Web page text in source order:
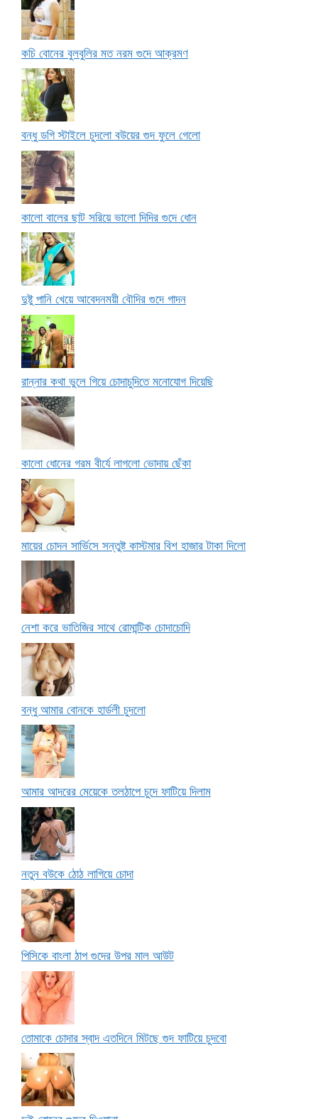
কচি বোনের বুলবুলির মত নরম গুদে আক্রমণ
বন্ধু ডগি স্টাইলে চুদলো বউয়ের গুদ ফুলে গেলো
কালো বালের ছাট সরিয়ে ভালো দিদির গুদে ধোন
দুষ্টু পানি খেয়ে আবেদনময়ী বৌদির গুদে গাদন
রান্নার কথা ভুলে গিয়ে চোদাচুদিতে মনোযোগ দিয়েছি
কালো ধোনের গরম বীর্যে লাগলো ভোদায় ছেঁকা
মায়ের চোদন সার্ভিসে সন্তুষ্ট কাস্টমার বিশ হাজার টাকা দিলো
নেশা করে ভাতিজির সাথে রোমান্টিক চোদাচোদি
বন্ধু আমার বোনকে হার্ডলী চুদলো
আমার আদরের মেয়েকে তলঠাপে চুদে ফাটিয়ে দিলাম
নতুন বউকে ঠোঠ লাগিয়ে চোদা
পিসিকে বাংলা ঠাপ গুদের উপর মাল আউট
তোমাকে চোদার স্বাদ এতদিনে মিটছে গুদ ফাটিয়ে চুদবো